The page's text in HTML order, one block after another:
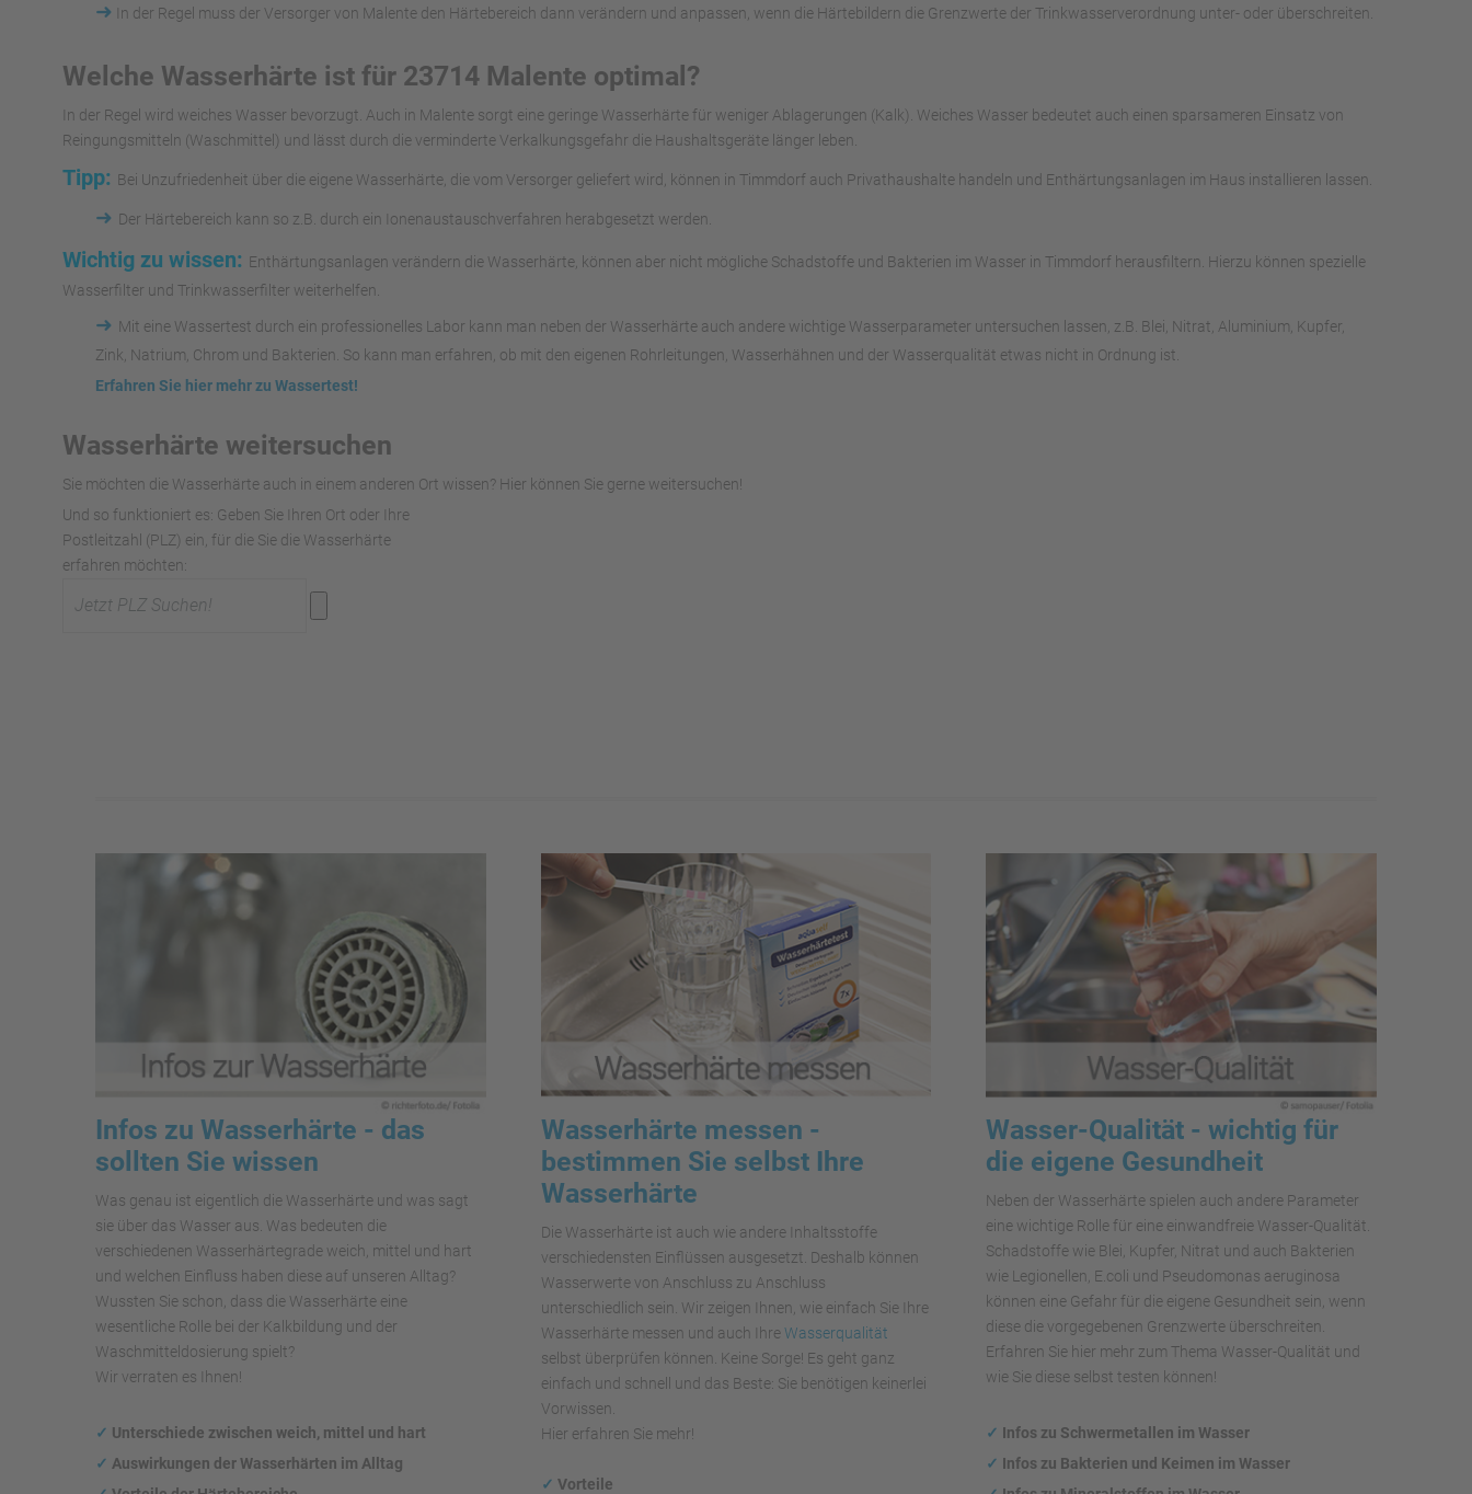
➜ In der Regel muss der Versorger von Malente den Härtebereich dann verändern und anpassen, wenn die Härtebildern die Grenzwerte der Trinkwasserverordnung unter- oder überschreiten.
Welche Wasserhärte ist für 23714 Malente optimal?
In der Regel wird weiches Wasser bevorzugt. Auch in Malente sorgt eine geringe Wasserhärte für weniger Ablagerungen (Kalk). Weiches Wasser bedeutet auch einen sparsameren Einsatz von
Reingungsmitteln (Waschmittel) und lässt durch die verminderte Verkalkungsgefahr die Haushaltsgeräte länger leben.
Tipp: Bei Unzufriedenheit über die eigene Wasserhärte, die vom Versorger geliefert wird, können in Timmdorf auch Privathaushalte handeln und Enthärtungsanlagen im Haus installieren lassen.
➜ Der Härtebereich kann so z.B. durch ein Ionenaustauschverfahren herabgesetzt werden.
Wichtig zu wissen: Enthärtungsanlagen verändern die Wasserhärte, können aber nicht mögliche Schadstoffe und Bakterien im Wasser in Timmdorf herausfiltern. Hierzu können spezielle
Wasserfilter und Trinkwasserfilter weiterhelfen.
➜ Mit eine Wassertest durch ein professionelles Labor kann man neben der Wasserhärte auch andere wichtige Wasserparameter untersuchen lassen, z.B. Blei, Nitrat, Aluminium, Kupfer,
Zink, Natrium, Chrom und Bakterien. So kann man erfahren, ob mit den eigenen Rohrleitungen, Wasserhähnen und der Wasserqualität etwas nicht in Ordnung ist.
Erfahren Sie hier mehr zu Wassertest!
Wasserhärte weitersuchen
Sie möchten die Wasserhärte auch in einem anderen Ort wissen? Hier können Sie gerne weitersuchen!
Und so funktioniert es: Geben Sie Ihren Ort oder Ihre
Postleitzahl (PLZ) ein, für die Sie die Wasserhärte
erfahren möchten:
Infos zu Wasserhärte - das
sollten Sie wissen
Was genau ist eigentlich die Wasserhärte und was sagt
sie über das Wasser aus. Was bedeuten die
verschiedenen Wasserhärtegrade weich, mittel und hart
und welchen Einfluss haben diese auf unseren Alltag?
Wussten Sie schon, dass die Wasserhärte eine
wesentliche Rolle bei der Kalkbildung und der
Waschmitteldosierung spielt?
Wir verraten es Ihnen!
✓ Unterschiede zwischen weich, mittel und hart
✓ Auswirkungen der Wasserhärten im Alltag
Wasserhärte messen -
bestimmen Sie selbst Ihre
Wasserhärte
Die Wasserhärte ist auch wie andere Inhaltsstoffe
verschiedensten Einflüssen ausgesetzt. Deshalb können
Wasserwerte von Anschluss zu Anschluss
unterschiedlich sein. Wir zeigen Ihnen, wie einfach Sie Ihre
Wasserhärte messen und auch IhreWasserqualität
selbst überprüfen können. Keine Sorge! Es geht ganz
einfach und schnell und das Beste: Sie benötigen keinerlei
Vorwissen.
Hier erfahren Sie mehr!
✓ Vorteile
Wasser-Qualität - wichtig für
die eigene Gesundheit
Neben der Wasserhärte spielen auch andere Parameter
eine wichtige Rolle für eine einwandfreie Wasser-Qualität.
Schadstoffe wie Blei, Kupfer, Nitrat und auch Bakterien
wie Legionellen, E.coli und Pseudomonas aeruginosa
können eine Gefahr für die eigene Gesundheit sein, wenn
diese die vorgegebenen Grenzwerte überschreiten.
Erfahren Sie hier mehr zum Thema Wasser-Qualität und
wie Sie diese selbst testen können!
✓ Infos zu Schwermetallen im Wasser
✓ Infos zu Bakterien und Keimen im Wasser